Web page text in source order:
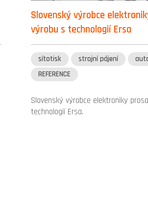
Slovenský výrobce
výrobu s technologií Ersa
sítotisk strojní pájení
REFERENCE
Slovenský výrobce elektroniky
technologií Ersa.